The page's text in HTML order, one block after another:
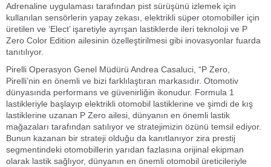
Adrenaline uygulaması tarafından pist sürüşünü izlemek için
kullanılan sensörlerin yapay zekası, elektrikli süper otomobiller için
üretilen ve ‘Elect’ işaretiyle ayrışan lastiklerde ileri teknoloji ve P
Zero Color Edition ailesinin özelleştirilmesi gibi inovasyonlar fuarda
tanıtılıyor.
Pirelli Operasyon Genel Müdürü Andrea Casaluci, “P Zero,
Pirelli’nin en önemli ve bizi farklılaştıran markasıdır. Otomotiv
dünyasında performans ve güvenirliğin ikonudur. Formula 1
lastikleriyle başlayıp elektrikli otomobil lastiklerine ve şimdi de kış
lastiklerine uzanan P Zero ailesi, dünyanın en önemli lastik
mağazaları tarafından satılıyor ve stratejimizin özünü temsil ediyor.
Bunun kazanan bir strateji olduğu da kanıtlanıyor zira prestij
segmentindeki otomobillerin yarıdan fazlasına orijinal ekipman
olarak lastik sağlıyor, dünyanın en önemli otomobil üreticileriyle